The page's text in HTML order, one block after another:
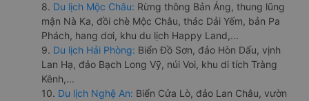
8. Du lịch Mộc Châu: Rừng thông Bản Áng, thung lũng
mận Nà Ka, đồi chè Mộc Châu, thác Dải Yếm, bản Pa
Phách, hang dơi, khu du lịch Happy Land,...
9. Du lịch Hải Phòng: Biển Đồ Sơn, đảo Hòn Dấu, vịnh
Lan Hạ, đảo Bạch Long Vỹ, núi Voi, khu di tích Tràng
Kênh,...
10. Du lịch Nghệ An: Biển Cửa Lò, đảo Lan Châu, vườn